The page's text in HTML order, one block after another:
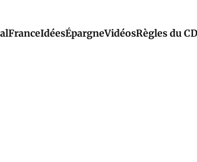
FranceIdéesÉpargneVidéosRègles du